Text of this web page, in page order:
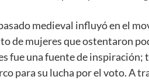
medieval influyó en el
de mujeres que ostentaron
fue una fuente de inspiración;
para su lucha por el voto. A